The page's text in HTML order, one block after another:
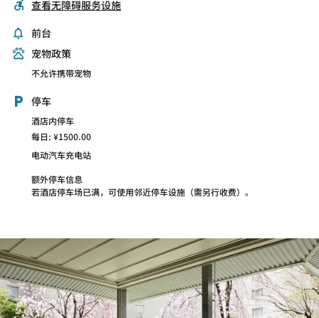
查看无障碍服务设施
前台
宠物政策
不允许携带宠物
停车
酒店内停车
每日: ¥1500.00
电动汽车充电站
额外停车信息
若酒店停车场已满，可使用邻近停车设施（需另行收费）。
BAR ASCOT